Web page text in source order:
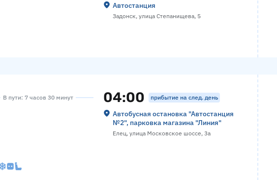
Автостанция
Задонск, улица Степанищева, 5
В пути: 7 часов 30 минут 04:00 прибытие на след. день
Автобусная остановка "Автостанция
№2", парковка магазина "Линия"
Елец, улица Московское шоссе, 3а